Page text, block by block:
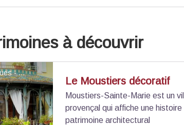
à découvrir
Tuiles atypiques - ©Stefano Blanc - PNR Verdon
histoire Le Moustiers décoratif
Moustiers-Sainte-Marie est un
provençal qui affiche une histoire
patrimoine architectural